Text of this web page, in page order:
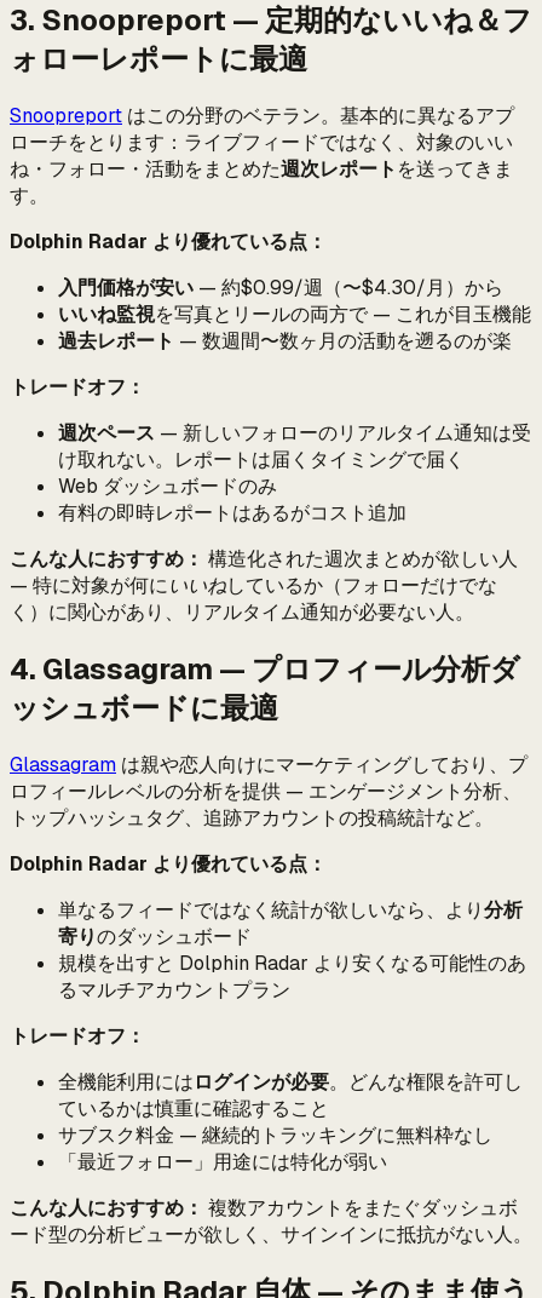
3. Snoopreport — 定期的ないいね＆フ
ォローレポートに最適
Snoopreport はこの分野のベテラン。基本的に異なるアプ
ローチをとります：ライブフィードではなく、対象のいい
ね・フォロー・活動をまとめた週次レポート を送ってきま
す。
Dolphin Radar より優れている点：
入門価格が安い — 約$0.99/週（〜$4.30/月）から
いいね監視を写真とリールの両方で — これが目玉機能
過去レポート — 数週間〜数ヶ月の活動を遡るのが楽
トレードオフ：
週次ペース — 新しいフォローのリアルタイム通知は受
け取れない。レポートは届くタイミングで届く
Web ダッシュボードのみ
有料の即時レポートはあるがコスト追加
こんな人におすすめ： 構造化された週次まとめが欲しい人
— 特に対象が何にいいねしているか（フォローだけでな
く）に関心があり、リアルタイム通知が必要ない人。
4. Glassagram — プロフィール分析ダ
ッシュボードに最適
Glassagram は親や恋人向けにマーケティングしており、プ
ロフィールレベルの分析を提供 — エンゲージメント分析、
トップハッシュタグ、追跡アカウントの投稿統計など。
Dolphin Radar より優れている点：
単なるフィードではなく統計が欲しいなら、より分析
寄りのダッシュボード
規模を出すと Dolphin Radar より安くなる可能性のあ
るマルチアカウントプラン
トレードオフ：
全機能利用にはログインが必要。どんな権限を許可し
ているかは慎重に確認すること
サブスク料金 — 継続的トラッキングに無料枠なし
「最近フォロー」用途には特化が弱い
こんな人におすすめ： 複数アカウントをまたぐダッシュボ
ード型の分析ビューが欲しく、サインインに抵抗がない人。